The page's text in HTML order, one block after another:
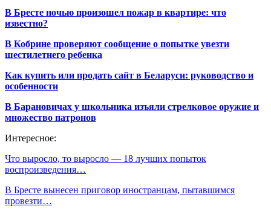
В Бресте ночью произошел пожар в квартире: что
известно?
В Кобрине проверяют сообщение о попытке увезти
шестилетнего ребенка
Как купить или продать сайт в Беларуси: руководство и
особенности
В Барановичах у школьника изъяли стрелковое оружие и
множество патронов
Интересное:
Что выросло, то выросло — 18 лучших попыток
воспроизведения…
В Бресте вынесен приговор иностранцам, пытавшимся
провезти…